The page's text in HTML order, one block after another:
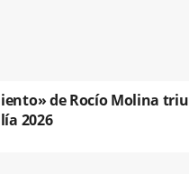
de Rocío Molina
2026